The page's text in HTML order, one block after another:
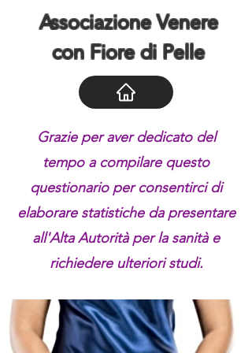
Associazione Venere
con Fiore di Pelle
Grazie per aver dedicato del
tempo a compilare questo
questionario per consentirci di
elaborare statistiche da presentare
all'Alta Autorità per la sanità e
richiedere ulteriori studi.